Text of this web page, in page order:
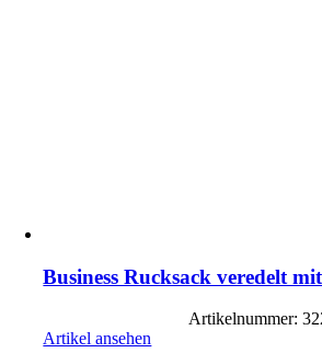
Business Rucksack veredelt
Artikelnummer:
Artikel ansehen